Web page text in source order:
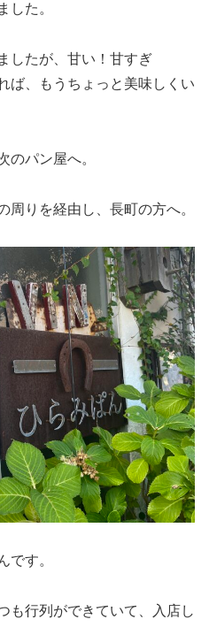
した。
したが、甘い！甘すぎ
ば、もうちょっと美味しくい
のパン屋へ。
周りを経由し、長町の方へ。
です。
も行列ができていて、入店し